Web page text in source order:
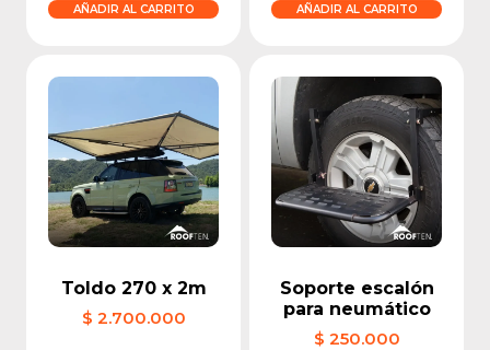
AÑADIR AL CARRITO AÑADIR AL CARRITO
Toldo 270 x 2m
$ 2.700.000
Soporte escalón
para neumático
$ 250.000